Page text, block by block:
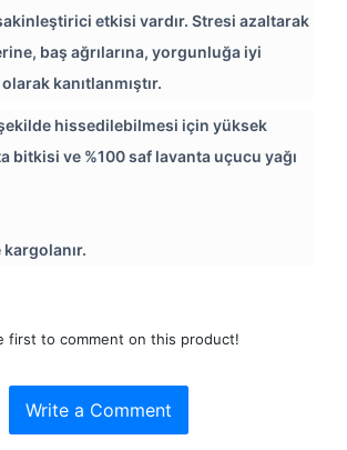
etkisi vardır. Stresi azaltarak
baş ağrılarına, yorgunluğa iyi
kanıtlanmıştır.
hissedilebilmesi için yüksek
bitkisi ve %100 saf lavanta uçucu yağı
first to comment on this product!
Write a Comment